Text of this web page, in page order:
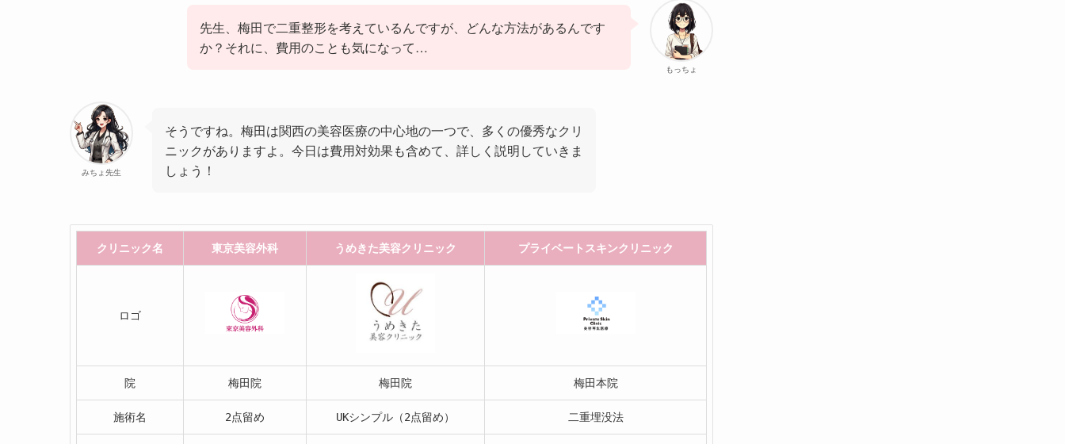
もっちょ
先生、梅田で二重整形を考えているんですが、どんな方法があるんです
か？それに、費用のことも気になって…
みちょ先生
そうですね。梅田は関西の美容医療の中心地の一つで、多くの優秀なクリ
ニックがありますよ。今日は費用対効果も含めて、詳しく説明していきま
しょう！
クリニック名 東京美容外科 うめきた美容クリニック プライベートスキンクリニック
ロゴ
院 梅田院 梅田院 梅田本院
施術名 2点留め UKシンプル（2点留め） 二重埋没法